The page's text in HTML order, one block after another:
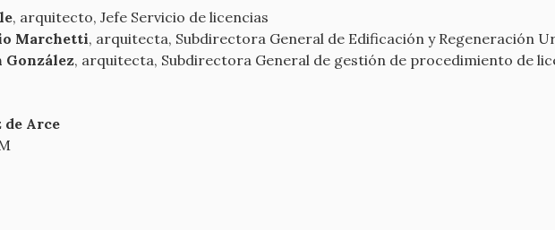
, arquitecto, Jefe Servicio de licencias
Marchetti, arquitecta, Subdirectora General de Edificación y Regeneración
González, arquitecta, Subdirectora General de gestión de procedimiento de
de Arce